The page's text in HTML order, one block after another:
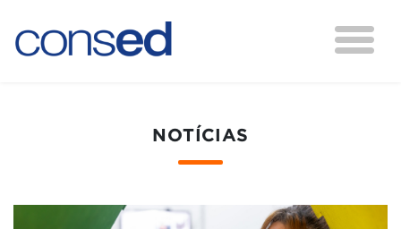
NOTÍCIAS